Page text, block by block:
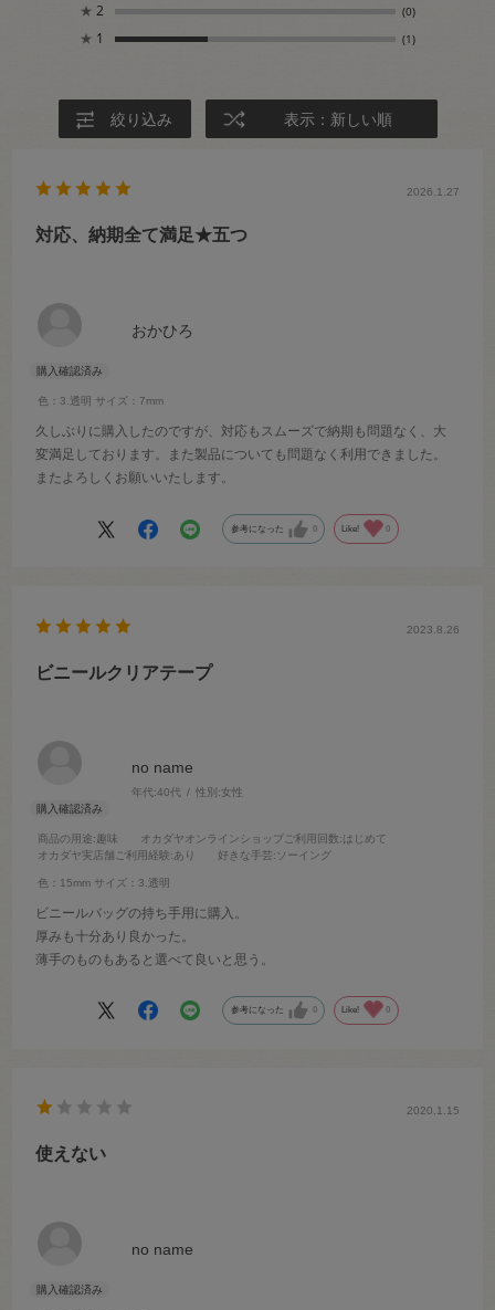
★ 2 (0)
★ 1 (1)
絞り込み 表示：新しい順
おかひろ
色：3.透明 サイズ：7mm
2026.1.27
対応、納期全て満足★五つ
久しぶりに購入したのですが、対応もスムーズで納期も問題なく、大
変満足しております。また製品についても問題なく利用できました。
またよろしくお願いいたします。
参考になった 0 Like! 0
no name
年代:40代 性別:女性
商品の用途:趣味 オカダヤオンラインショップご利用回数:はじめて
オカダヤ実店舗ご利用経験:あり 好きな手芸:ソーイング
色：15mm サイズ：3.透明
2023.8.26
ビニールクリアテープ
ビニールバッグの持ち手用に購入。
厚みも十分あり良かった。
薄手のものもあると選べて良いと思う。
参考になった 0 Like! 0
no name
2020.1.15
使えない